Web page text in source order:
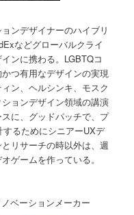
ンデザイナーのハイブリ
などグローバルクライ
ンに携わる。LGBTQコ
つ有用なデザインの実現
ン、ヘルシンキ、モスク
ョンデザイン領域の講演
に、グッドパッチで、プ
るためにシニアーUXデ
リサーチの時以外は、週
ゲームを作っている。
ベーションメーカー